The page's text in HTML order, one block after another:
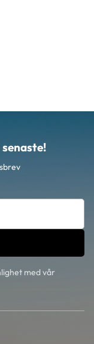
med vår